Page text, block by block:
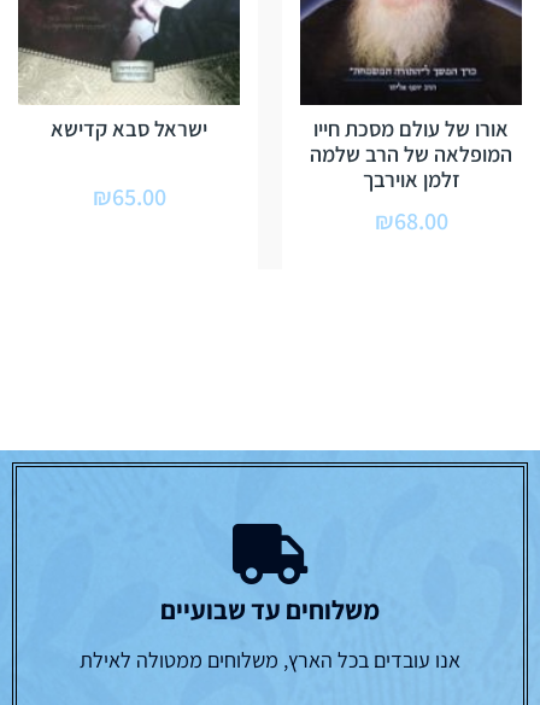
אורו של עולם מסכת חייו
המופלאה של הרב שלמה
זלמן אוירבך
₪68.00
ישראל סבא קדישא
₪65.00
משלוחים עד שבועיים
אנו עובדים בכל הארץ, משלוחים ממטולה לאילת